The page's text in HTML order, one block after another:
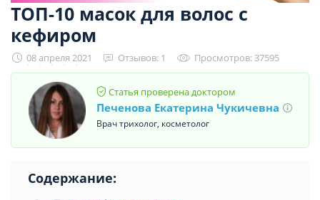
ТОП-10 масок для волос с
кефиром
08 апреля 2021 Отзывов: 1 Просмотров: 37595
Статья проверена доктором
Печенова Екатерина Чукичевна
Врач трихолог, косметолог
Содержание: